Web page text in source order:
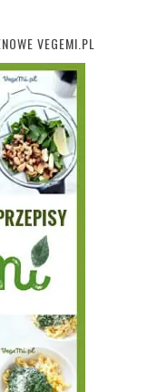
VEGEMI.PL